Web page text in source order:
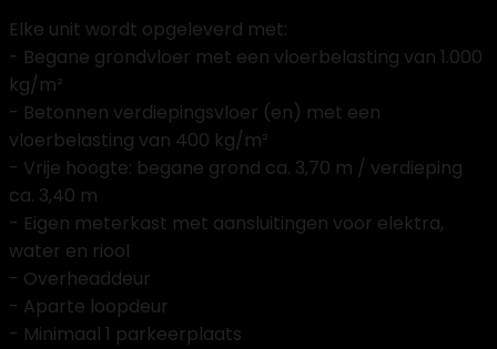
Elke unit wordt opgeleverd met:
- Begane grondvloer met een vloerbelasting van 1.000
kg/m²
- Betonnen verdiepingsvloer (en) met een
vloerbelasting van 400 kg/m²
- Vrije hoogte: begane grond ca. 3,70 m / verdieping
ca. 3,40 m
- Eigen meterkast met aansluitingen voor elektra,
water en riool
- Overheaddeur
- Aparte loopdeur
- Minimaal 1 parkeerplaats